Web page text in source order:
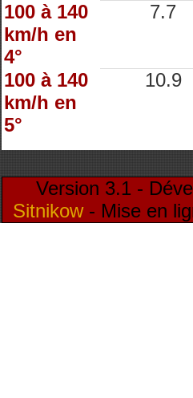
100 à 140
km/h en
4°
7.7
100 à 140
km/h en
5°
10.9
Version 3.1 -
Sitnikow- Mise en